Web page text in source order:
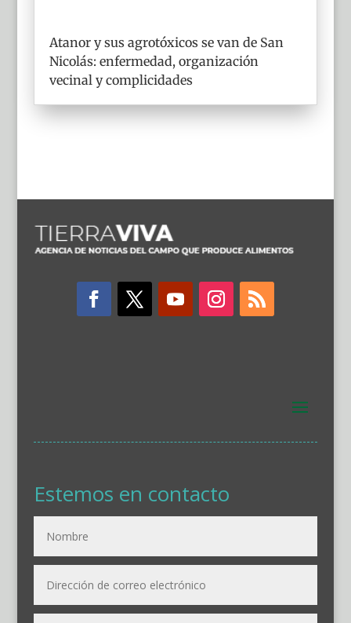
Atanor y sus agrotóxicos se van de San
Nicolás: enfermedad, organización
vecinal y complicidades
Estemos en contacto